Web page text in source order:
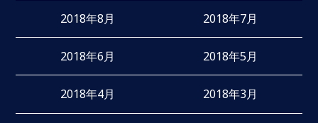
2018年8月 2018年7月
2018年6月 2018年5月
2018年4月 2018年3月